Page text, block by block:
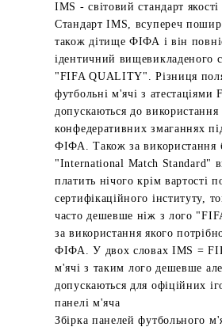
IMS - світовий стандарт
Стандарт IMS, всупереч
також дітище ФІФА і він
ідентичний вищевикладеного
"FIFA QUALITY". Різниця
футбольні м'ячі з
допускаються до використання
конфедеративних змаганнях
ФІФА. Також за використання
"International Match Standard"
платить нічого крім вартості
сертифікаційного інституту,
часто дешевше ніж з лого
за використання якого
ФІФА. У двох словах IMS =
м'ячі з таким лого дешевше
допускаються для офіційних
панелі м'яча
Збірка панелей футбольного